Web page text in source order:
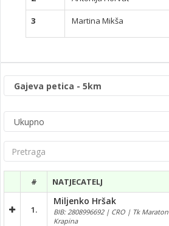
3 Martina Mikša
Pretraga
# NATJECATELJ
1.
Miljenko Hršak
BIB: 2808996692 | CRO | Tk Maraton
Krapina